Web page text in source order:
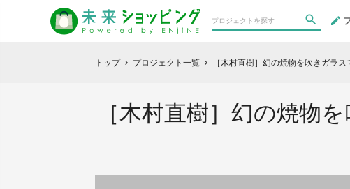
トップ chevron_right プロジェクト一覧 chevron_right ［木村直樹］幻の焼物を吹きガラ
［木村直樹］幻の焼物